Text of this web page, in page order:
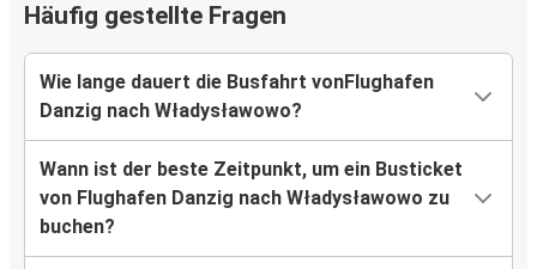
Häufig gestellte Fragen
Wie lange dauert die Busfahrt vonFlughafen
Danzig nach Władysławowo?
Wann ist der beste Zeitpunkt, um ein Busticket
von Flughafen Danzig nach Władysławowo zu
buchen?